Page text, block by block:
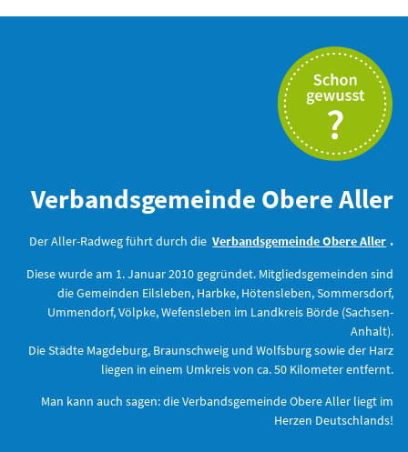
Verbandsgemeinde Obere Aller
Der Aller-Radweg führt durch die Verbandsgemeinde Obere Aller .
Diese wurde am 1. Januar 2010 gegründet. Mitgliedsgemeinden sind
die Gemeinden Eilsleben, Harbke, Hötensleben, Sommersdorf,
Ummendorf, Völpke, Wefensleben im Landkreis Börde (Sachsen-
Anhalt).
Die Städte Magdeburg, Braunschweig und Wolfsburg sowie der Harz
liegen in einem Umkreis von ca. 50 Kilometer entfernt.
Man kann auch sagen: die Verbandsgemeinde Obere Aller liegt im
Herzen Deutschlands!